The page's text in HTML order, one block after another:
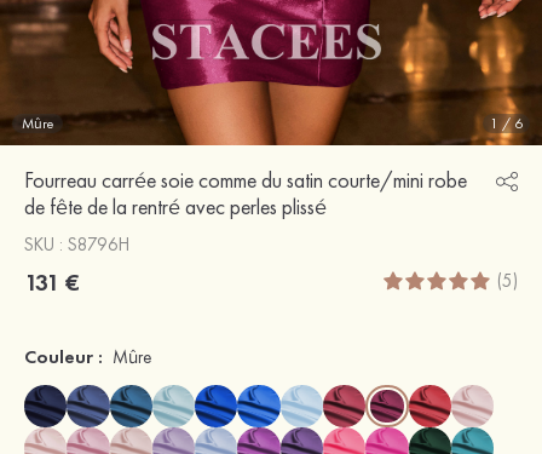
Mûre 1 / 6
Fourreau carrée soie comme du satin courte/mini robe
de fête de la rentré avec perles plissé
SKU : S8796H
131 € (5)
Couleur : Mûre